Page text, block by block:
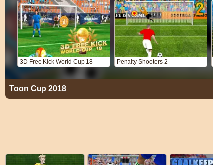
3D Free Kick World Cup 18 Penalty Shooters 2
Toon Cup 2018